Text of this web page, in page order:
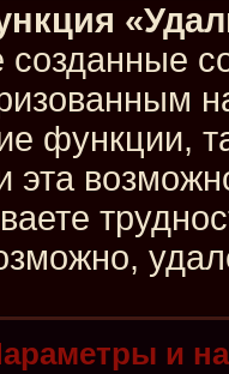
созданные
функции,
эта
и